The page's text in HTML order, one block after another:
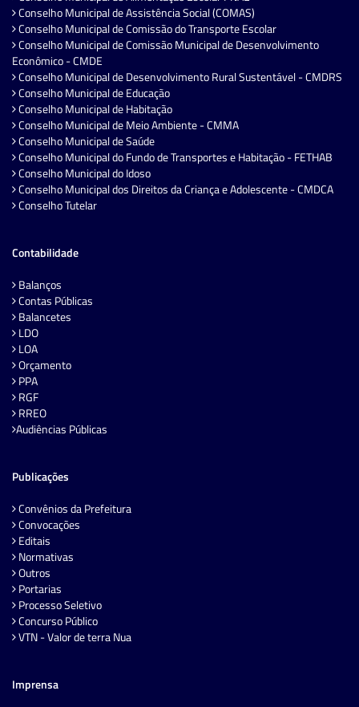
Conselho Municipal de Assistência Social (COMAS)
Conselho Municipal de Comissão do Transporte Escolar
Conselho Municipal de Comissão Municipal de Desenvolvimento
Econômico - CMDE
Conselho Municipal de Desenvolvimento Rural Sustentável - CMDRS
Conselho Municipal de Educação
Conselho Municipal de Habitação
Conselho Municipal de Meio Ambiente - CMMA
Conselho Municipal de Saúde
Conselho Municipal do Fundo de Transportes e Habitação - FETHAB
Conselho Municipal do Idoso
Conselho Municipal dos Direitos da Criança e Adolescente - CMDCA
Conselho Tutelar
Contabilidade
Balanços
Contas Públicas
Balancetes
LDO
LOA
Orçamento
PPA
RGF
RREO
Audiências Públicas
Publicações
Convênios da Prefeitura
Convocações
Editais
Normativas
Outros
Portarias
Processo Seletivo
Concurso Público
VTN - Valor de terra Nua
Imprensa